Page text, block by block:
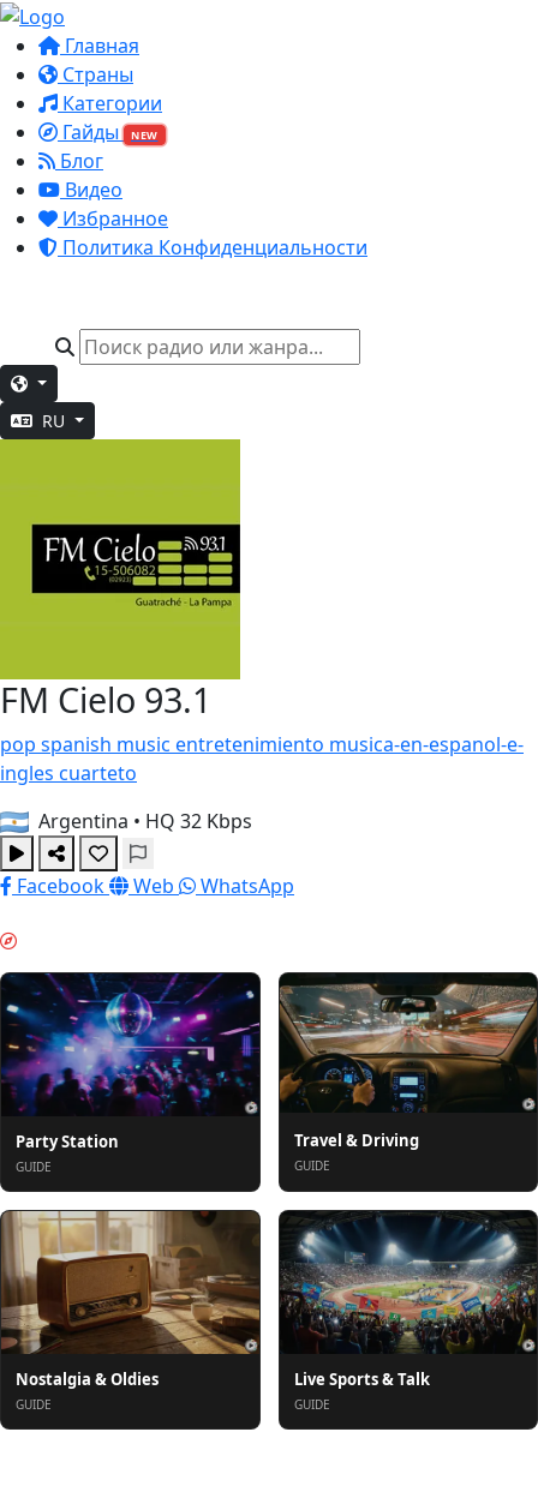
Главная
Страны
Категории
Гайды
NEW
Блог
Видео
Избранное
Политика Конфиденциальности
RU
FM Cielo 93.1
pop spanish music entretenimiento musica-en-espanol-e-
ingles cuarteto
Argentina • HQ 32 Kbps
Facebook Web WhatsApp
Party Station
GUIDE
Travel & Driving
GUIDE
Nostalgia & Oldies
GUIDE
Live Sports & Talk
GUIDE